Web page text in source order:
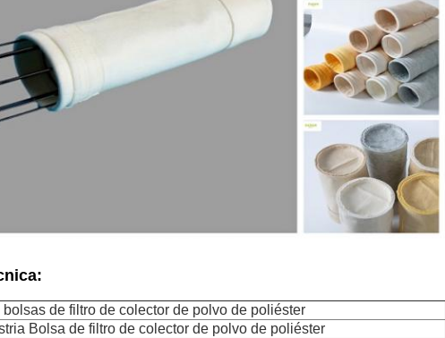
de filtro de colector de polvo de poliéster
Bolsa de filtro de colector de polvo de poliéster